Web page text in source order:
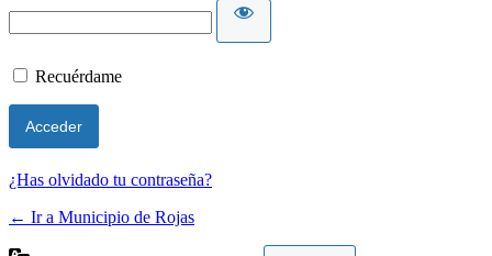
Recuérdame
¿Has olvidado tu contraseña?
← Ir a Municipio de Rojas